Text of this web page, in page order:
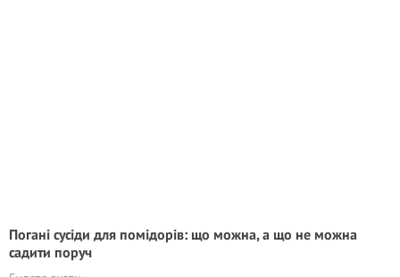
Погані сусіди для помідорів: що можна, а що не можна
садити поруч